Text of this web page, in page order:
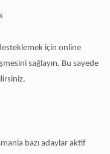
için online
sağlayın. Bu sayede
bazı adaylar aktif